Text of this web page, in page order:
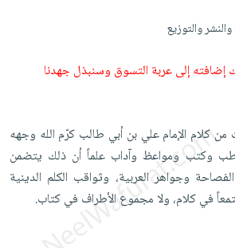
والتوزيع
إضافته إلى عربة التسوق وسنبذل جهدنا
كلام الإمام علي بن أبي طالب كرّم الله وجهه
وكتب ومواعظ وآداب علماً أن ذلك يتضمن
وجواهر العربية، وثواقب الكلم الدينية
في كلام، ولا مجموع الأطراف في كتاب.